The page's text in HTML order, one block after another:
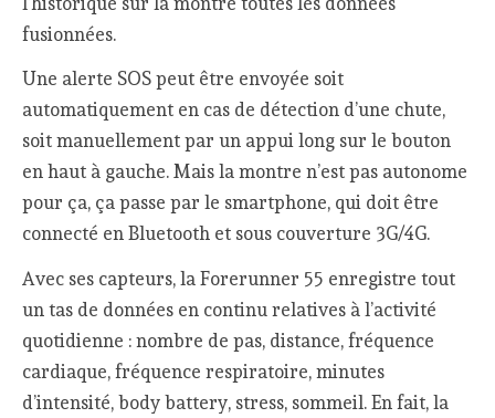
fusionnées.
Une alerte SOS peut être envoyée soit
automatiquement en cas de détection d’une chute,
soit manuellement par un appui long sur le bouton
en haut à gauche. Mais la montre n’est pas autonome
pour ça, ça passe par le smartphone, qui doit être
connecté en Bluetooth et sous couverture 3G/4G.
Avec ses capteurs, la Forerunner 55 enregistre tout
un tas de données en continu relatives à l’activité
quotidienne : nombre de pas, distance, fréquence
cardiaque, fréquence respiratoire, minutes
d’intensité, body battery, stress, sommeil. En fait, la